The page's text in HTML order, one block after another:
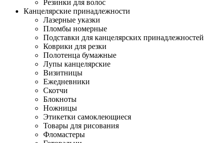
Резинки для волос
Канцелярские принадлежности
Лазерные указки
Пломбы номерные
Подставки для канцелярских принадлежностей
Коврики для резки
Полотенца бумажные
Лупы канцелярские
Визитницы
Ежедневники
Скотчи
Блокноты
Ножницы
Этикетки самоклеющиеся
Товары для рисования
Фломастеры